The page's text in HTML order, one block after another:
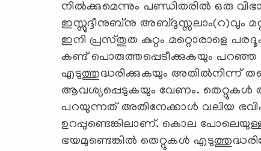
നില്‍ക്കുമെന്നും പണ്ഡിതരില്‍ ഒരു
ഇസ്സുദ്ദീനുബ്‌നു അബ്ദുസ്സലാം(റ)വും
ഇനി പ്രസ്തുത കുറ്റം മറ്റൊരാളെ
കണ്ട് പൊരുത്തപ്പെടീക്കുകയും പറഞ്ഞ
എടുത്തുദ്ധരിക്കുകയും അതില്‍നിന്ന്
ആവശ്യപ്പെടുകയും വേണം. തെറ്റുകള്‍
പറയുന്നത് അതിനേക്കാള്‍ വലിയ
ഉറപ്പുണ്ടെങ്കിലാണ്. കൊല
ഭയമുണ്ടെങ്കില്‍ തെറ്റുകള്‍